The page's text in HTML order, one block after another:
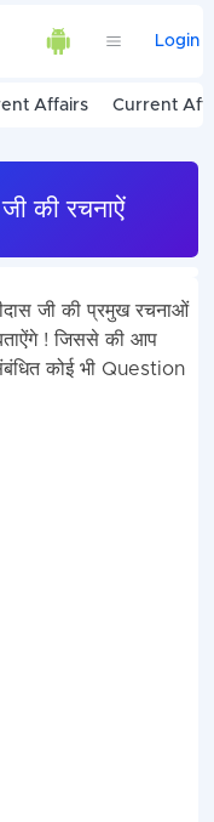
Login
Affairs Current
की रचनाऐं
जी की प्रमुख रचनाओं
! जिससे की आप
कोई भी Question